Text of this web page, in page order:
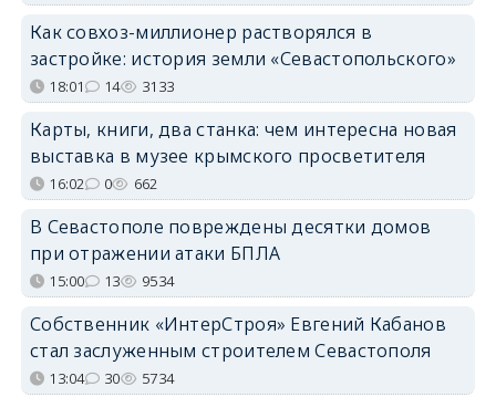
Как совхоз-миллионер растворялся в
застройке: история земли «Севастопольского»
18:01 14 3133
Карты, книги, два станка: чем интересна новая
выставка в музее крымского просветителя
16:02 0 662
В Севастополе повреждены десятки домов
при отражении атаки БПЛА
15:00 13 9534
Собственник «ИнтерСтроя» Евгений Кабанов
стал заслуженным строителем Севастополя
13:04 30 5734